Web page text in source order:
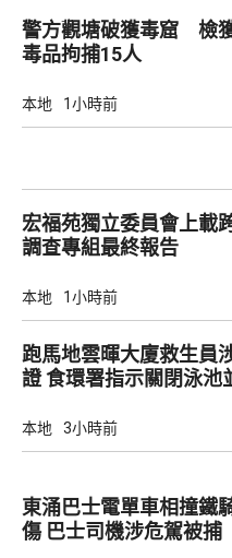
警方觀塘破獲毒窟 檢
毒品拘捕15人
本地 1小時前
宏福苑獨立委員會上載
調查專組最終報告
本地 1小時前
跑馬地雲暉大廈救生員
證 食環署指示關閉泳池並報
本地 3小時前
東涌巴士電單車相撞鐵
傷 巴士司機涉危駕被捕